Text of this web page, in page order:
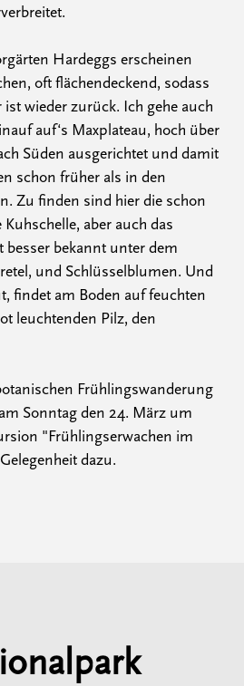
Hardeggs erscheinen
oft flächendeckend, sodass
wieder zurück. Ich gehe auch
auf‘s Maxplateau, hoch über
Süden ausgerichtet und damit
schon früher als in den
Zu finden sind hier die schon
aber auch das
besser bekannt unter dem
und Schlüsselblumen. Und
findet am Boden auf feuchten
leuchtenden Pilz, den
Frühlingswanderung
Sonntag den 24. März um
"Frühlingserwachen im
dazu.